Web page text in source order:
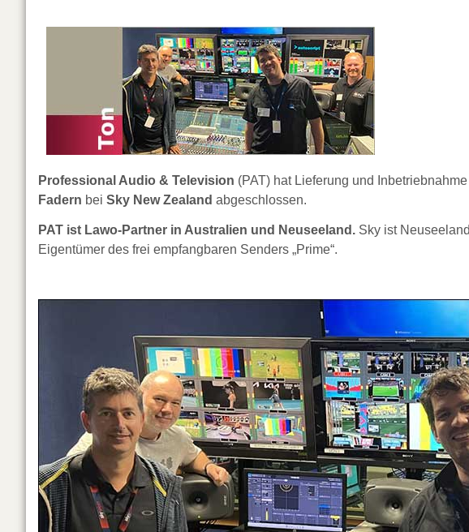
Professional Audio & Television (PAT) hat Lieferung und
Fadern bei Sky New Zealand abgeschlossen.
PAT ist Lawo-Partner in Australien und Neuseeland. Sky ist
Eigentümer des frei empfangbaren Senders „Prime“.